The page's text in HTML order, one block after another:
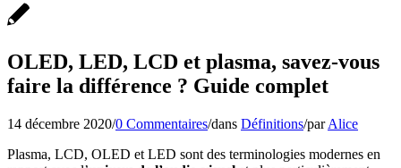
OLED, LED, LCD et plasma, savez-vous
faire la différence ? Guide complet
14 décembre 2020/0 Commentaires/dans Définitions/parAlice
Plasma, LCD, OLED et LED sont des terminologies modernes en